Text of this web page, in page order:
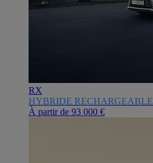
RX
HYBRIDE RECHARGEABLE
À partir de 93 000 €